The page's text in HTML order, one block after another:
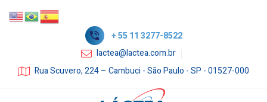
+ 55 11 3277-8522
lactea@lactea.com.br
Rua Scuvero, 224 – Cambuci - São Paulo - SP - 01527-000